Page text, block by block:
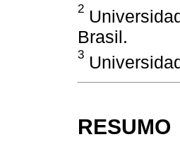
2
Brasil.
3
RESUMO